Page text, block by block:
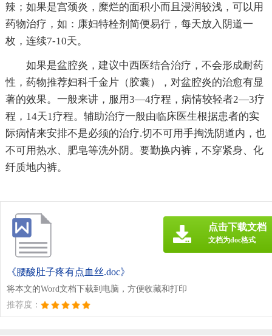
辣；如果是宫颈炎，糜烂的面积小而且浸润较浅，可以用
药物治疗，如：康妇特栓剂简便易行，每天放入阴道一
枚，连续7-10天。
如果是盆腔炎，建议中西医结合治疗，不会形成耐药
性，药物推荐妇科千金片（胶囊），对盆腔炎的治愈有显
著的效果。一般来讲，服用3—4疗程，病情较轻者2—3疗
程，14天1疗程。辅助治疗一般由临床医生根据患者的实
际病情来安排不是必须的治疗.切不可用手掏洗阴道内，也
不可用热水、肥皂等洗外阴。要勤换内裤，不穿紧身、化
纤质地内裤。
《腰酸肚子疼有点血丝.doc》
将本文的Word文档下载到电脑，方便收藏和打印
推荐度：
点击下载文档
文档为doc格式